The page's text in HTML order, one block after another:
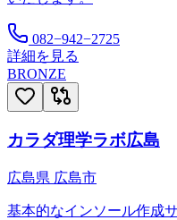
082−942−2725
詳細を見る
BRONZE
カラダ理学ラボ広島
広島県 広島市
基本的なインソール作成